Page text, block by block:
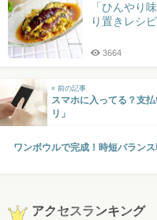
「ひんやり
り置きレシ
3664
« 前の記事
スマホに入ってる？支
リ」
ワンボウルで完成！時短バラン
アクセスランキング